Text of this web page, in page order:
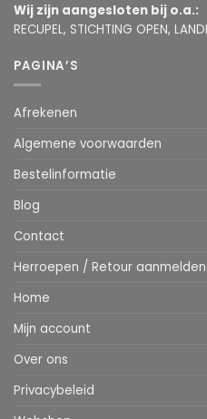
Wij zijn aangesloten bij o.a.:
RECUPEL, STICHTING OPEN,
PAGINA’S
Afrekenen
Algemene voorwaarden
Bestelinformatie
Blog
Contact
Herroepen / Retour aanmelden
Home
Mijn account
Over ons
Privacybeleid